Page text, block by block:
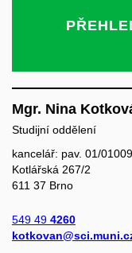
Mgr. Nina
Studijní oddělení
kancelář: pav. 01/01009
Kotlářská 267/2
611 37 Brno
549 49 4260